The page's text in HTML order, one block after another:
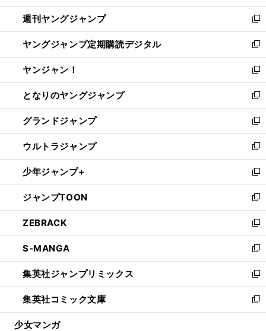
開
く
ウ
で
開
く
ン
ド
ウ
で
開
く
ウ
ィ
ン
ド
ウ
で
開
く
週刊ヤングジャンプ
新
し
い
ウ
ィ
ン
ド
ウ
で
開
く
ヤングジャンプ定期購読デジタル
新
し
い
ウ
ィ
ン
ド
ウ
で
開
く
ヤンジャン！
新
し
い
ウ
ィ
ン
ド
ウ
で
開
く
となりのヤングジャンプ
新
し
い
ウ
ィ
ン
ド
ウ
で
開
く
グランドジャンプ
新
し
い
ウ
ィ
ン
ド
ウ
で
開
く
ウルトラジャンプ
新
し
い
ウ
ィ
ン
ド
ウ
で
開
く
少年ジャンプ+
新
し
い
ウ
ィ
ン
ド
ウ
で
開
く
ジャンプTOON
新
し
い
ウ
ィ
ン
ド
ウ
で
開
ZEBRACK
新
し
い
ウ
ィ
ン
ド
ウ
S-MANGA
新
し
い
ウ
ィ
ン
集英社ジャンプリミックス
新
し
い
ウ
集英社コミック文庫
新
し
少女マンガ